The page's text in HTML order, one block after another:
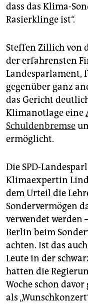
dass das Klima-
Rasierklinge ist“.
Steffen Zillich von
der erfahrensten
Landesparlament,
gegenüber ganz
das Gericht
Klimanotlage eine
Schuldenbremse
ermöglicht.
Die SPD-
Klimaexpertin
dem Urteil die
Sondervermögen
verwendet werden
Berlin beim
achten. Ist das
Leute in der
hatten die
Woche schon
als